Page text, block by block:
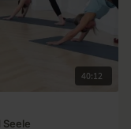
40:12